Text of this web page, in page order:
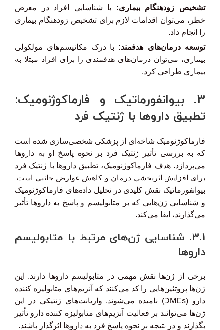
تشخیص زودهنگام بیماری: با شناسایی افراد در معرض
خطر، می‌توان اقدامات لازم برای تشخیص زودهنگام بیماری
را انجام داد.
توسعه درمان‌های هدفمند: با درک مکانیسم‌های مولکولی
بیماری، می‌توان درمان‌های هدفمندی را برای افراد مبتلا به
بیماری طراحی کرد.
3. بیوانفورماتیک و فارماکوژنومیک:
تطبیق داروها با ژنتیک فرد
فارماکوژنومیک شاخه‌ای از پزشکی شخصی‌سازی شده است
که به بررسی تأثیر ژنتیک فرد بر نحوه پاسخ او به داروها
می‌پردازد. هدف فارماکوژنومیک، تطبیق داروها با ژنتیک فرد
برای افزایش اثربخشی درمان و کاهش عوارض جانبی است.
بیوانفورماتیک نقش کلیدی در تحلیل داده‌های فارماکوژنومیک
و شناسایی ژن‌هایی که بر متابولیسم و ​​پاسخ به داروها تأثیر
می‌گذارند، ایفا می‌کند.
3.1. شناسایی ژن‌های مرتبط با متابولیسم
داروها
برخی از ژن‌ها نقش مهمی در متابولیسم داروها دارند. این
ژن‌ها پروتئین‌هایی را کد می‌کنند که آنزیم‌های متابولیزه کننده
دارو (DMEs) نامیده می‌شوند. واریانت‌های ژنتیکی در این
ژن‌ها می‌توانند بر فعالیت آنزیم‌های متابولیزه کننده دارو تأثیر
بگذارند و در نتیجه بر نحوه پاسخ فرد به داروها اثرگذار باشند.